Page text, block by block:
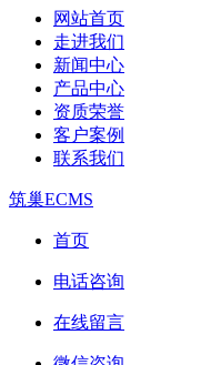
网站首页
走进我们
新闻中心
产品中心
资质荣誉
客户案例
联系我们
筑巢ECMS
首页
电话咨询
在线留言